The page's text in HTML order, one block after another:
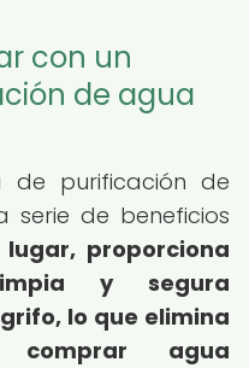
con un
de agua
de purificación de
serie de beneficios
lugar, proporciona
y segura
lo que elimina
agua